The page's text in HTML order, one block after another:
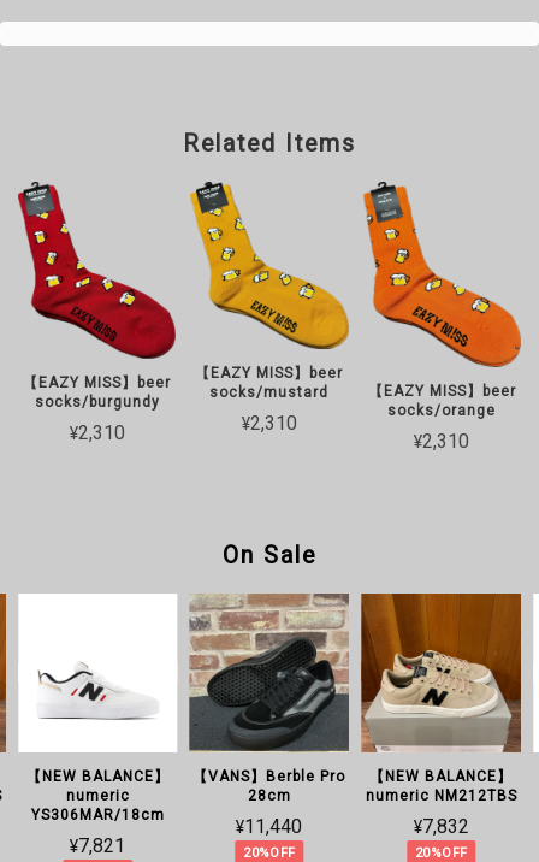
Related Items
【EAZY MISS】beer
socks/burgundy
¥2,310
【EAZY MISS】beer
socks/mustard
¥2,310
【EAZY MISS】beer
socks/orange
¥2,310
On Sale
【NEW BALANCE】
numeric
YS306MAR/18cm
¥7,821
【VANS】Berble Pro
28cm
¥11,440
20%OFF
【NEW BALANCE】
numeric NM212TBS
¥7,832
20%OFF